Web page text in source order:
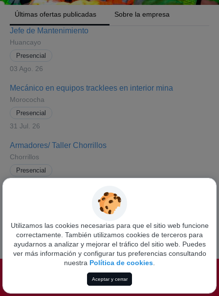
Últimas ofertas publicadas Sobre la empresa
Jefe de Mantenimiento
Huancayo
Presencial
03 Ago. 26
Mecánico en equipos tracklees en interior mina
Morococha
Presencial
31 Jul. 26
Armadores/ Taller Chorrillos
Chorrillos
Presencial
Ver todas las ofertas
Funciona conPandapé
Política de privacidad
Utilizamos las cookies necesarias para que el sitio web funcione
correctamente. También utilizamos cookies de terceros para
ayudarnos a analizar y mejorar el tráfico del sitio web. Puedes
ver más información y configurar tus preferencias consultando
nuestra Política de cookies
Aceptar y cerrar